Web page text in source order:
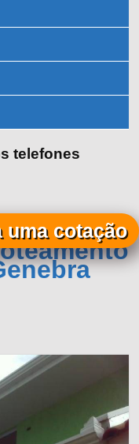
telefones
Calha
uma cotação